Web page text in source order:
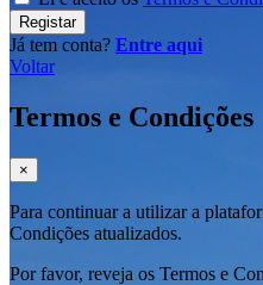
Registar
Já tem conta? Entre aqui
Voltar
Termos e Condições
×
Para continuar a utilizar a
Condições atualizados.
Por favor, reveja os Termos e